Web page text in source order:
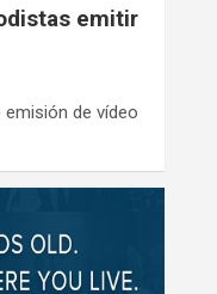
emitir
de vídeo